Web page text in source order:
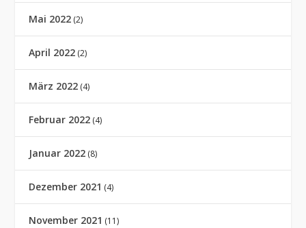
Mai 2022 (2)
April 2022 (2)
März 2022 (4)
Februar 2022 (4)
Januar 2022 (8)
Dezember 2021 (4)
November 2021 (11)